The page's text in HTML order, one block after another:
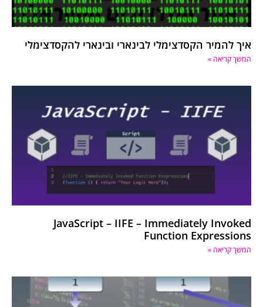
איך להמיר הקסדצימלי לבינארי ובינארי להקסדצימלי
המשך קריאה »
JavaScript – IIFE – Immediately Invoked
Function Expressions
המשך קריאה »